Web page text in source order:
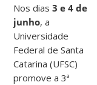
Nos dias3 e 4 de
junho, a
Universidade
Federal de Santa
Catarina (UFSC)
promove a 3ª